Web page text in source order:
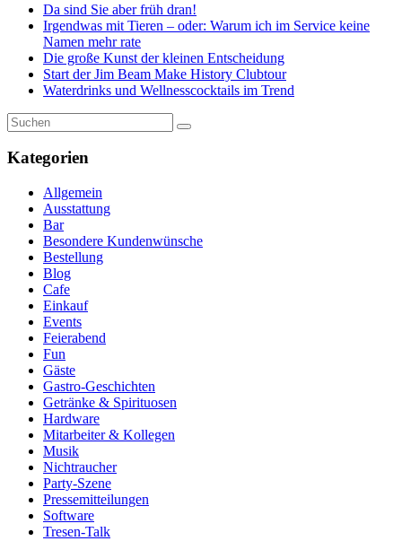
Da sind Sie aber früh dran!
Irgendwas mit Tieren – oder: Warum ich im Service keine
Namen mehr rate
Die große Kunst der kleinen Entscheidung
Start der Jim Beam Make History Clubtour
Waterdrinks und Wellnesscocktails im Trend
Kategorien
Allgemein
Ausstattung
Bar
Besondere Kundenwünsche
Bestellung
Blog
Cafe
Einkauf
Events
Feierabend
Fun
Gäste
Gastro-Geschichten
Getränke & Spirituosen
Hardware
Mitarbeiter & Kollegen
Musik
Nichtraucher
Party-Szene
Pressemitteilungen
Software
Tresen-Talk